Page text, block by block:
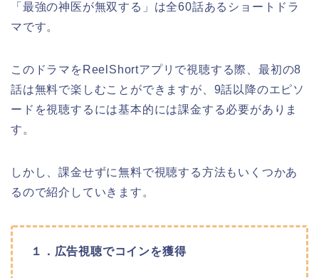
「最強の神医が無双する 」 は全60話あるショートドラ
マです。
このドラマをReelShortアプリで視聴する際、最初の8
話は無料で楽しむことができますが、9話以降のエピソ
ードを視聴するには基本的には課金する必要がありま
す。
しかし、課金せずに無料で視聴する方法もいくつかあ
るので紹介していきます。
１．広告視聴でコインを獲得